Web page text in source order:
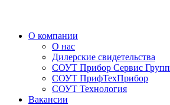
О компании
О нас
Дилерские свидетельства
СОУТ Прибор Сервис Групп
СОУТ ПрифТехПрибор
СОУТ Технология
Вакансии